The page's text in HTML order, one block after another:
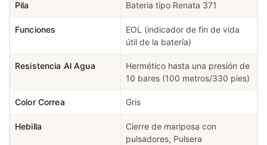
Pila Bateria tipo Renata 371
Funciones
EOL (indicador de fin de vida
útil de la batería)
Resistencia Al Agua
Hermético hasta una presión de
10 bares (100 metros/330 pies)
Color Correa Gris
Hebilla
Cierre de mariposa con
pulsadores, Pulsera